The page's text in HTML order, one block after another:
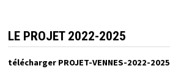
LE PROJET 2022-2025
télécharger PROJET-VENNES-2022-2025